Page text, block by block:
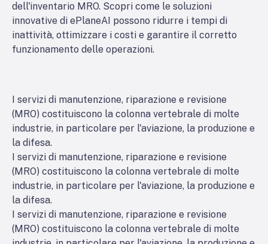
dell'inventario MRO. Scopri come le soluzioni
innovative di ePlaneAI possono ridurre i tempi di
inattività, ottimizzare i costi e garantire il corretto
funzionamento delle operazioni.
I servizi di manutenzione, riparazione e revisione
(MRO) costituiscono la colonna vertebrale di molte
industrie, in particolare per l'aviazione, la produzione e
la difesa.
I servizi di manutenzione, riparazione e revisione
(MRO) costituiscono la colonna vertebrale di molte
industrie, in particolare per l'aviazione, la produzione e
la difesa.
I servizi di manutenzione, riparazione e revisione
(MRO) costituiscono la colonna vertebrale di molte